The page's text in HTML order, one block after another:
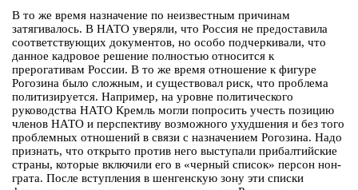
В то же время назначение по неизвестным причинам
затягивалось. В НАТО уверяли, что Россия не предоставила
соответствующих документов, но особо подчеркивали, что
данное кадровое решение полностью относится к
прерогативам России. В то же время отношение к фигуре
Рогозина было сложным, и существовал риск, что проблема
политизируется. Например, на уровне политического
руководства НАТО Кремль могли попросить учесть позицию
членов НАТО и перспективу возможного ухудшения и без того
проблемных отношений в связи с назначением Рогозина. Надо
признать, что открыто против него выступали прибалтийские
страны, которые включили его в «черный список» персон нон-
грата. После вступления в шенгенскую зону эти списки